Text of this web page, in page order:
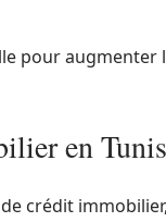
pour augmenter
en
crédit immobilier,